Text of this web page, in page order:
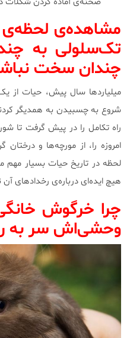
مشاهده‌ی لحظه‌ی
تک‌سلولی به
چندان سخت
میلیاردها سال پیش، حیات از
شروع به چسبیدن به همدیگر
راه تکامل را در پیش گرفت تا
امروزه را، از مورچه‌ها و درختان
لحظه در تاریخ حیات بسیار
هیچ ایده‌ای درباره‌ی رخدادهای آن
چرا خرگوش
وحشی‌اش سر به